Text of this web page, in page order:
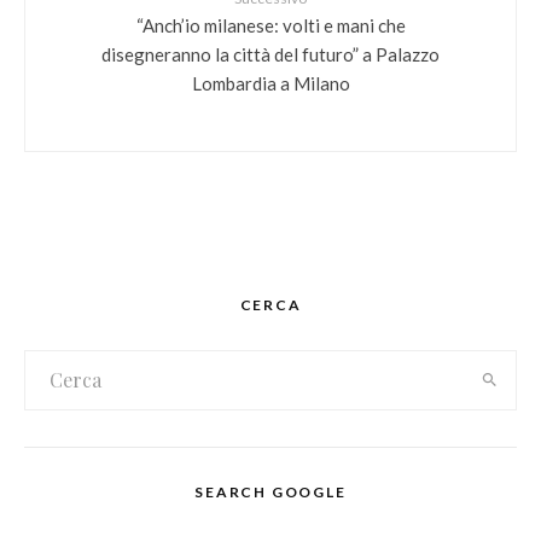
“Anch’io milanese: volti e mani che
disegneranno la città del futuro” a Palazzo
Lombardia a Milano
CERCA
SEARCH GOOGLE